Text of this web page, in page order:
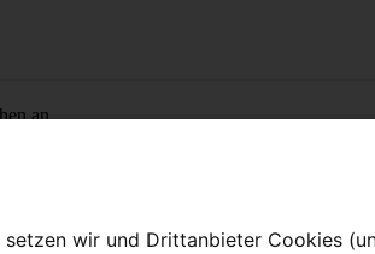
an.
wir und Drittanbieter Cookies